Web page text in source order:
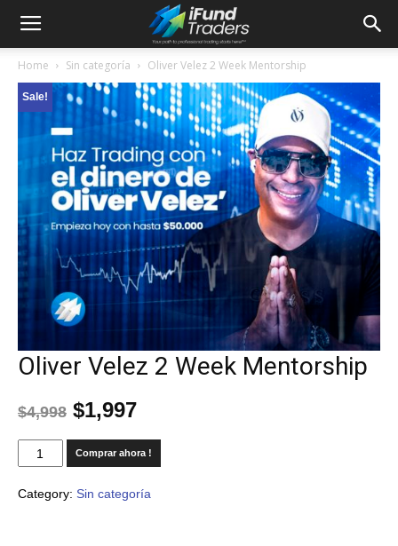
Home Sin categoría Oliver Velez 2 Week Mentorship
Sale!
Oliver Velez 2 Week Mentorship
$4,998 $1,997
Comprar ahora !
Category: Sin categoría